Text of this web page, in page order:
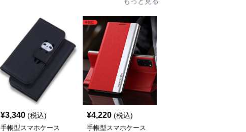
¥3,340 (税込)
手帳型スマホケース
¥4,220 (税込)
手帳型スマホケース